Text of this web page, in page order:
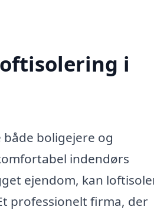
i
boligejere og
indendørs
ejendom, kan
professionelt firma, der